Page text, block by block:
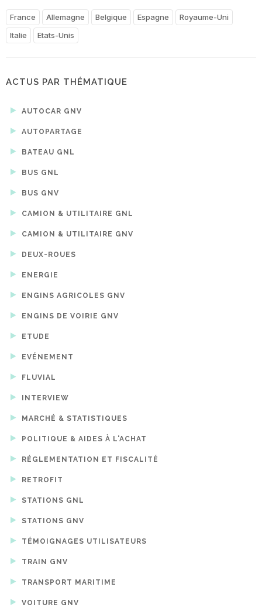
France Allemagne Belgique Espagne
Royaume-Uni
Italie
Etats-Unis
ACTUS PAR THÉMATIQUE
AUTOCAR GNV
AUTOPARTAGE
BATEAU GNL
BUS GNL
BUS GNV
CAMION & UTILITAIRE GNL
CAMION & UTILITAIRE GNV
DEUX-ROUES
ENERGIE
ENGINS AGRICOLES GNV
ENGINS DE VOIRIE GNV
ETUDE
EVÉNEMENT
FLUVIAL
INTERVIEW
MARCHÉ & STATISTIQUES
POLITIQUE & AIDES À L'ACHAT
RÉGLEMENTATION ET FISCALITÉ
RETROFIT
STATIONS GNL
STATIONS GNV
TÉMOIGNAGES UTILISATEURS
TRAIN GNV
TRANSPORT MARITIME
VOITURE GNV